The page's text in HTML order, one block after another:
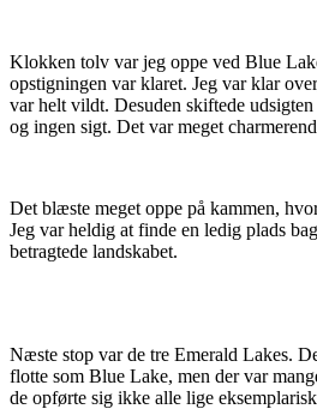
Klokken tolv var jeg oppe ved Blue
opstigningen var klaret. Jeg var klar
var helt vildt. Desuden skiftede
og ingen sigt. Det var meget
Det blæste meget oppe på kammen,
Jeg var heldig at finde en ledig plads
betragtede landskabet.
Næste stop var de tre Emerald Lakes.
flotte som Blue Lake, men der var
de opførte sig ikke alle lige